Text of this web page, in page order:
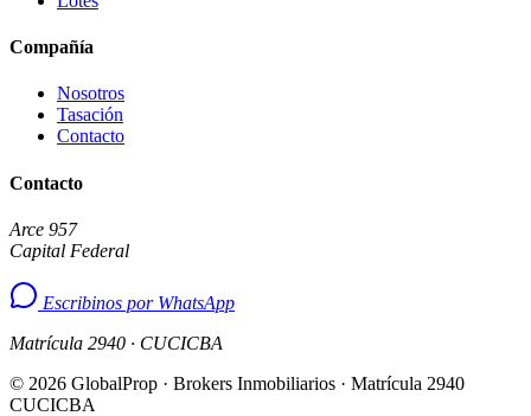
Compañía
Nosotros
Tasación
Contacto
Contacto
Arce 957
Capital Federal
Escribinos por WhatsApp
Matrícula 2940 · CUCICBA
© 2026 GlobalProp · Brokers Inmobiliarios · Matrícula 2940
CUCICBA